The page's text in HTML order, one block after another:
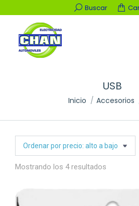
Buscar:
Buscar
USB
Estás aquí:
Inicio Accesorios
Mostrando los 4 resultados
alto